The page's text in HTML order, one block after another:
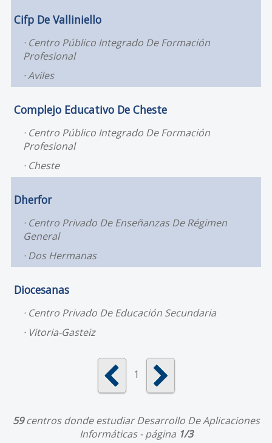
Cifp De Valliniello
Centro Público Integrado De Formación
Profesional
Aviles
Complejo Educativo De Cheste
Centro Público Integrado De Formación
Profesional
Cheste
Dherfor
Centro Privado De Enseñanzas De Régimen
General
Dos Hermanas
Diocesanas
Centro Privado De Educación Secundaria
Vitoria-Gasteiz
1
59centros donde estudiar Desarrollo De Aplicaciones
Informáticas - página 1/3